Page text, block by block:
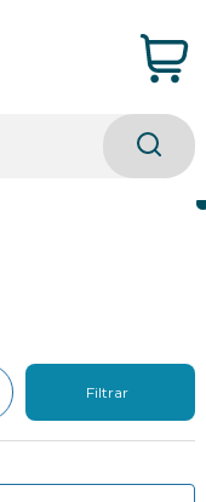
Filtrar